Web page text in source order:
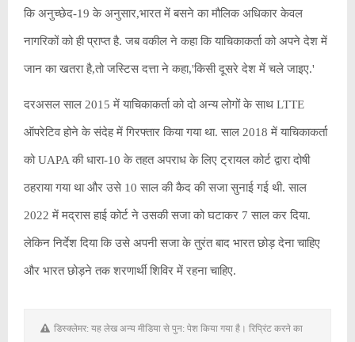
कि अनुच्छेद-19 के अनुसार,भारत में बसने का मौलिक अधिकार केवल
नागरिकों को ही प्राप्त है. जब वकील ने कहा कि याचिकाकर्ता को अपने देश में
जान का खतरा है,तो जस्टिस दत्ता ने कहा,'किसी दूसरे देश में चले जाइए.'
दरअसल साल 2015 में याचिकाकर्ता को दो अन्य लोगों के साथ LTTE
ऑपरेटिव होने के संदेह में गिरफ्तार किया गया था. साल 2018 में याचिकाकर्ता
को UAPA की धारा-10 के तहत अपराध के लिए ट्रायल कोर्ट द्वारा दोषी
ठहराया गया था और उसे 10 साल की कैद की सजा सुनाई गई थी. साल
2022 में मद्रास हाई कोर्ट ने उसकी सजा को घटाकर 7 साल कर दिया.
लेकिन निर्देश दिया कि उसे अपनी सजा के तुरंत बाद भारत छोड़ देना चाहिए
और भारत छोड़ने तक शरणार्थी शिविर में रहना चाहिए.
डिस्क्लेमर: यह लेख अन्य मीडिया से पुन: पेश किया गया है। रिप्रिंट करने का